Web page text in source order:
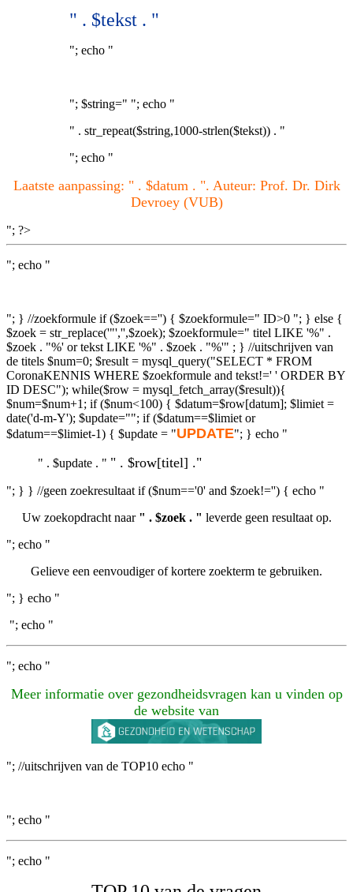
" . $tekst . "
"; echo "
"; $string=" "; echo "
" . str_repeat($string,1000-strlen($tekst)) . "
"; echo "
Laatste aanpassing: " . $datum . ". Auteur: Prof. Dr. Dirk
Devroey (VUB)
"; ?>
"; echo "
"; } //zoekformule if ($zoek=='') { $zoekformule=" ID>0 "; } else {
$zoek = str_replace('"','',$zoek); $zoekformule=" titel LIKE '%" .
$zoek . "%' or tekst LIKE '%" . $zoek . "%'" ; } //uitschrijven van
de titels $num=0; $result = mysql_query("SELECT * FROM
CoronaKENNIS WHERE $zoekformule and tekst!=' ' ORDER BY
ID DESC"); while($row = mysql_fetch_array($result)){
$num=$num+1; if ($num<100) { $datum=$row[datum]; $limiet =
date('d-m-Y'); $update=""; if ($datum==$limiet or
$datum==$limiet-1) { $update = "UPDATE"; } echo "
" . $update . " " . $row[titel] ."
"; } } //geen zoekresultaat if ($num=='0' and $zoek!='') { echo "
Uw zoekopdracht naar " . $zoek . " leverde geen resultaat op.
"; echo "
Gelieve een eenvoudiger of kortere zoekterm te gebruiken.
"; } echo "
"; echo "
"; echo "
Meer informatie over gezondheidsvragen kan u vinden op
de website van
"; //uitschrijven van de TOP10 echo "
"; echo "
"; echo "